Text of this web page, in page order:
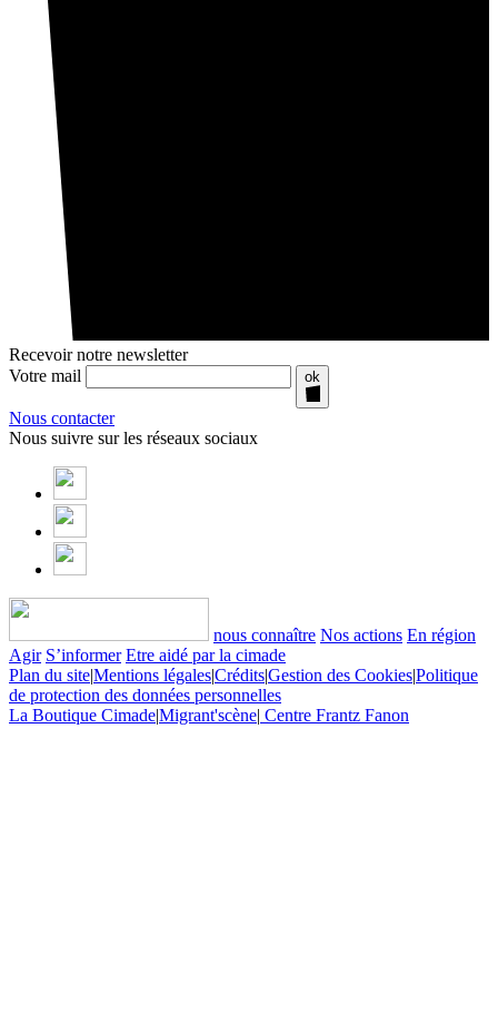
Recevoir notre newsletter
Votre mail
ok
Nous contacter
Nous suivre sur les réseaux sociaux
nous connaître Nos actions En région
Agir S’informer Etre aidé par la cimade
Plan du site|Mentions légales|Crédits|Gestion des Cookies|Politique
de protection des données personnelles
La Boutique Cimade|Migrant'scène| Centre Frantz Fanon